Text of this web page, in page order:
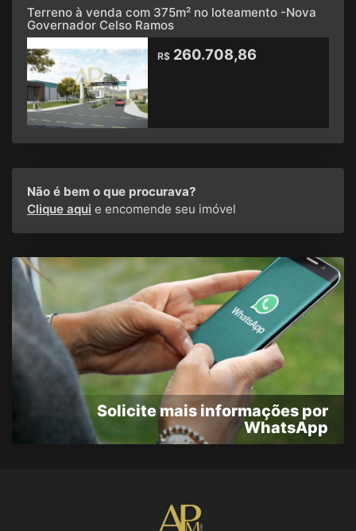
Terreno à venda com 375m² no loteamento -Nova
Governador Celso Ramos
R$ 260.708,86
Não é bem o que procurava?
Clique aqui e encomende seu imóvel
Solicite mais informações por
WhatsApp